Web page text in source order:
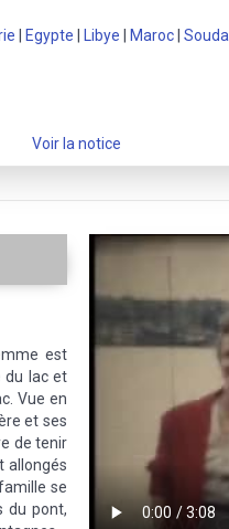
Egypte Libye Maroc
Voir la notice
est
du lac et
Vue en
et ses
de tenir
allongés
se
du pont,